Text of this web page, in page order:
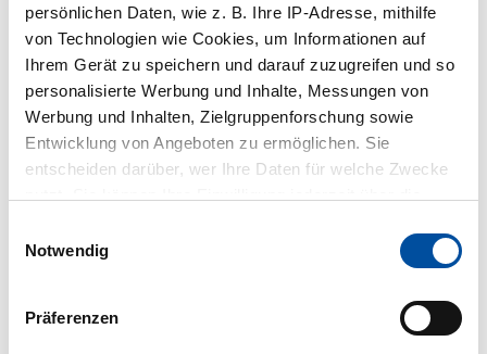
persönlichen Daten, wie z. B. Ihre IP-Adresse, mithilfe
von Technologien wie Cookies, um Informationen auf
Ihrem Gerät zu speichern und darauf zuzugreifen und so
personalisierte Werbung und Inhalte, Messungen von
Werbung und Inhalten, Zielgruppenforschung sowie
Entwicklung von Angeboten zu ermöglichen. Sie
entscheiden darüber, wer Ihre Daten für welche Zwecke
Trigger Symbol ändern oder widerrufen
Informationen über Ihre geografische Lage erfassen,
Notwendig
Präferenzen